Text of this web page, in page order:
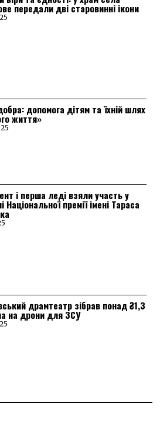
передали дві старовинні ікони
допомога дітям та їхній шлях
життя»
і перша леді взяли участь у
Національної премії імені Тараса
драмтеатр зібрав понад ₴1,3
на дрони для ЗСУ